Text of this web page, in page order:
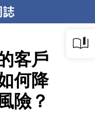
客戶
何降
險？